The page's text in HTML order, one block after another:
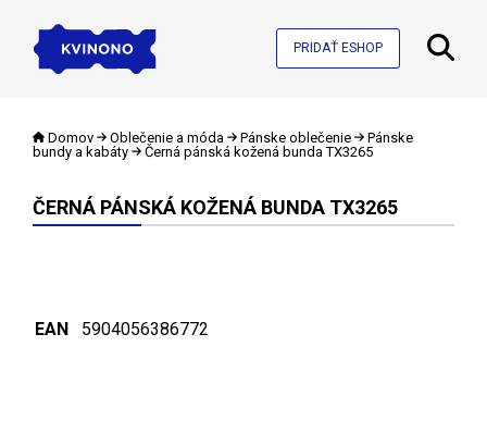
PRIDAŤ ESHOP
Domov Oblečenie a móda Pánske oblečenie
Pánske
bundy a kabáty
Černá pánská kožená bunda TX3265
ČERNÁ PÁNSKÁ KOŽENÁ BUNDA TX3265
EAN 5904056386772